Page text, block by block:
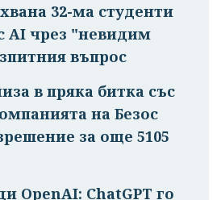
32-ма студенти
AI чрез "невидим
въпрос
в пряка битка със
на Безос
за още 5105
OpenAI: ChatGPT го